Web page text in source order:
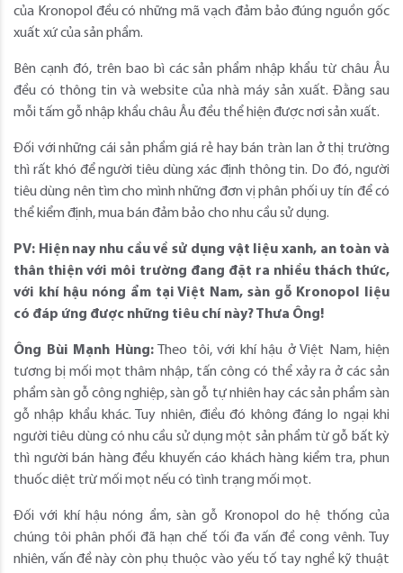
của Kronopol đều có những mã vạch đảm bảo đúng nguồn gốc
xuất xứ của sản phẩm.
Bên cạnh đó, trên bao bì các sản phẩm nhập khẩu từ châu Âu
đều có thông tin và website của nhà máy sản xuất. Đằng sau
mỗi tấm gỗ nhập khẩu châu Âu đều thể hiện được nơi sản xuất.
Đối với những cái sản phẩm giá rẻ hay bán tràn lan ở thị trường
thì rất khó để người tiêu dùng xác định thông tin. Do đó, người
tiêu dùng nên tìm cho mình những đơn vị phân phối uy tín để có
thể kiểm định, mua bán đảm bảo cho nhu cầu sử dụng.
PV: Hiện nay nhu cầu về sử dụng vật liệu xanh, an toàn và
thân thiện với môi trường đang đặt ra nhiều thách thức,
với khí hậu nóng ẩm tại Việt Nam, sàn gỗ Kronopol liệu
có đáp ứng được những tiêu chí này? Thưa Ông!
Ông Bùi Mạnh Hùng:Theo tôi, với khí hậu ở Việt Nam, hiện
tương bị mối mọt thâm nhập, tấn công có thể xảy ra ở các sản
phẩm sàn gỗ công nghiệp, sàn gỗ tự nhiên hay các sản phẩm sàn
gỗ nhập khẩu khác. Tuy nhiên, điều đó không đáng lo ngại khi
người tiêu dùng có nhu cầu sử dụng một sản phẩm từ gỗ bất kỳ
thì người bán hàng đều khuyến cáo khách hàng kiểm tra, phun
thuốc diệt trừ mối mọt nếu có tình trạng mối mọt.
Đối với khí hậu nóng ẩm, sàn gỗ Kronopol do hệ thống của
chúng tôi phân phối đã hạn chế tối đa vấn đề cong vênh. Tuy
nhiên, vấn đề này còn phụ thuộc vào yếu tố tay nghề kỹ thuật